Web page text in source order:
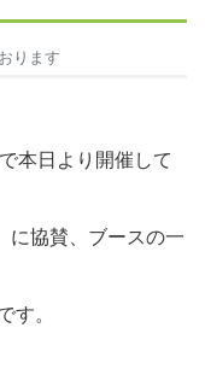
ります
本日より開催して
協賛、ブースの一
す。